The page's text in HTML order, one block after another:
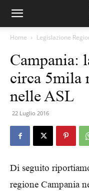
Home Legislazione
Campania:
circa 5mila
nelle ASL
22 Luglio 2016
Di seguito
regione Campania